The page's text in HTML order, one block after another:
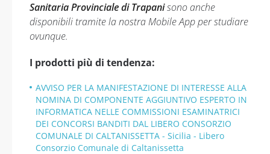
Sanitaria Provinciale di Trapanisono anche
disponibili tramite la nostra Mobile App per studiare
ovunque.
I prodotti più di tendenza:
AVVISO PER LA MANIFESTAZIONE DI INTERESSE ALLA
NOMINA DI COMPONENTE AGGIUNTIVO ESPERTO IN
INFORMATICA NELLE COMMISSIONI ESAMINATRICI
DEI CONCORSI BANDITI DAL LIBERO CONSORZIO
COMUNALE DI CALTANISSETTA - Sicilia - Libero
Consorzio Comunale di Caltanissetta